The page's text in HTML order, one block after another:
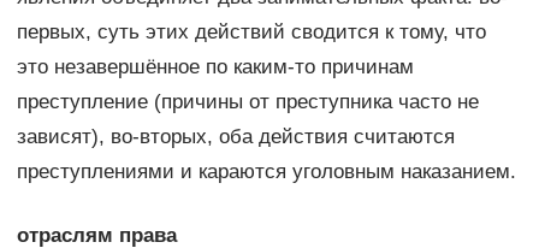
первых, суть этих действий сводится к тому, что
это незавершённое по каким-то причинам
преступление (причины от преступника часто не
зависят), во-вторых, оба действия считаются
преступлениями и караются уголовным наказанием.
отраслям права